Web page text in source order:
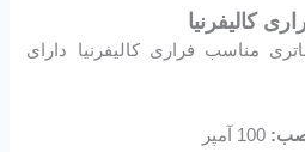
کالیفرنیا
مناسب فراری کالیفرنیا دارای
100 آمپر